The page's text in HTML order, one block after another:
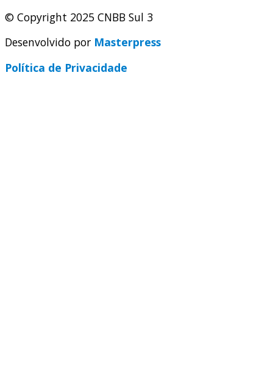
© Copyright 2025 CNBB Sul 3
Desenvolvido por Masterpress
Política de Privacidade